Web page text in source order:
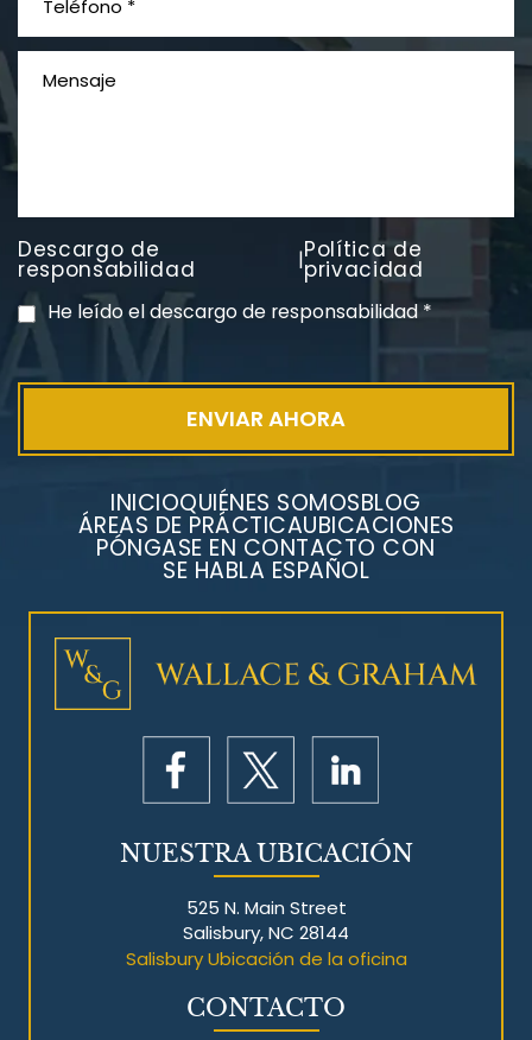
PVC Cloruro de polivinilo
Exposición
Descargo de
responsabilidad |Política de
privacidad
He leído el descargo de responsabilidad*
INICIOQUIÉNES SOMOSBLOG
ÁREAS DE PRÁCTICAUBICACIONES
PÓNGASE EN CONTACTO CON
SE HABLA ESPAÑOL
NUESTRA UBICACIÓN
525 N. Main Street
Salisbury, NC 28144
Salisbury Ubicación de la oficina
CONTACTO